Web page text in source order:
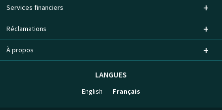
Services financiers
Réclamations
À propos
LANGUES
English Français